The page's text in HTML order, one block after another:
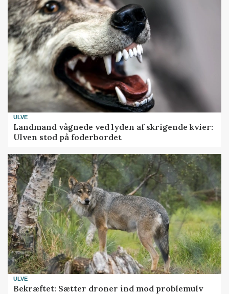
ULVE
Landmand vågnede ved lyden af skrigende kvier:
Ulven stod på foderbordet
ULVE
Bekræftet: Sætter droner ind mod problemulv